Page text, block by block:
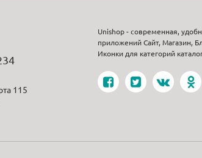
115
Unishop - современная,
приложений Сайт, Магазин,
Иконки для категорий